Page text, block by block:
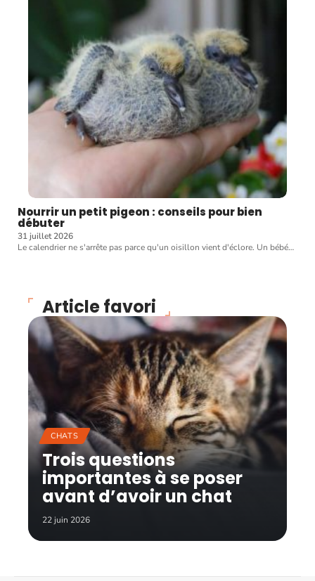
Nourrir un petit pigeon : conseils pour bien
débuter
31 juillet 2026
Le calendrier ne s'arrête pas parce qu'un oisillon vient d'éclore. Un bébé…
Article favori
CHATS
Trois questions
importantes à se poser
avant d’avoir un chat
22 juin 2026